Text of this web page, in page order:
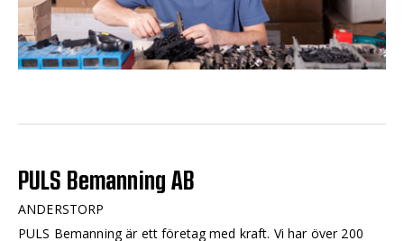
PULS Bemanning AB
ANDERSTORP
PULS Bemanning är ett företag med kraft. Vi har över 200